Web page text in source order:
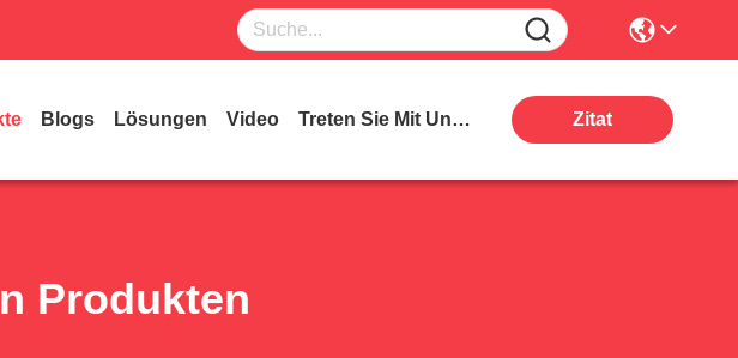
Blogs Lösungen Video Treten Sie Mit Uns In Verbindung Zitat
Produkten